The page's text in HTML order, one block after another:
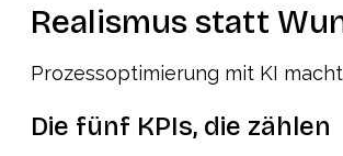
Realismus statt
Prozessoptimierung mit KI
Die fünf KPIs, die zählen